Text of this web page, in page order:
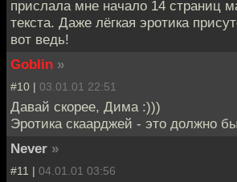
прислала мне начало 14 страниц
текста. Даже лёгкая эротика
вот ведь!
Goblin »
#10 | 03.01.01 22:51
Давай скорее, Дима :)))
Эротика скаарджей - это должно
Never »
#11 | 04.01.01 03:56